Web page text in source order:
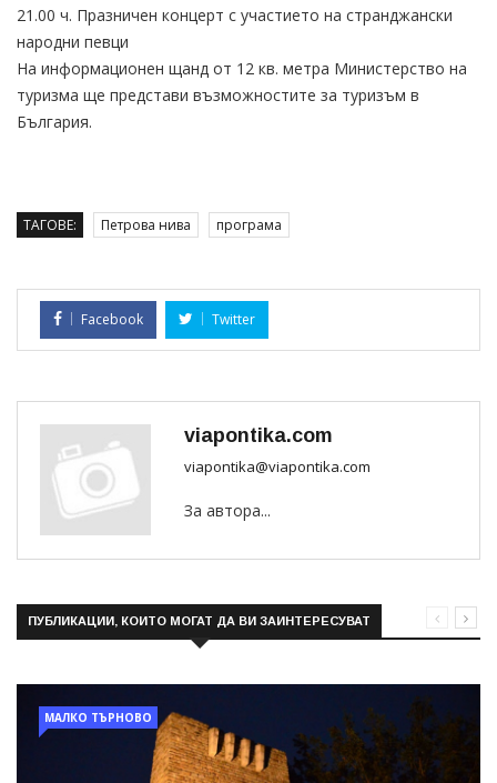
21.00 ч. Празничен концерт с участието на странджански
народни певци
На информационен щанд от 12 кв. метра Министерство на
туризма ще представи възможностите за туризъм в
България.
ТАГОВЕ: Петрова нива програма
Facebook Twitter
viapontika.com
viapontika@viapontika.com
За автора...
ПУБЛИКАЦИИ, КОИТО МОГАТ ДА ВИ ЗАИНТЕРЕСУВАТ
МАЛКО ТЪРНОВО